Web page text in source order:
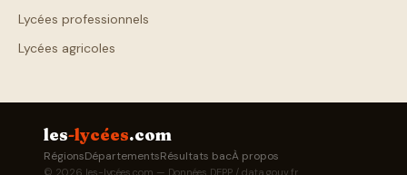
Lycées professionnels
Lycées agricoles
les-lycées.com
RégionsDépartementsRésultats bacÀ propos
© 2026 les-lycées.com — Données DEPP / data.gouv.fr